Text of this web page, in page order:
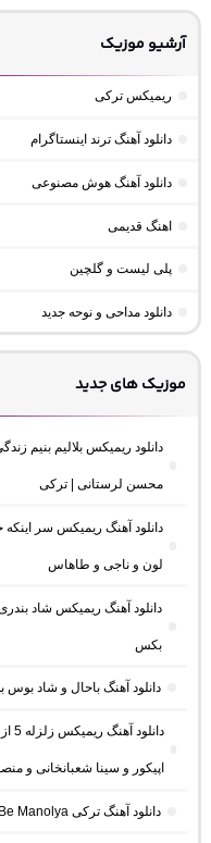
آرشیو موزیک
ریمیکس ترکی
دانلود آهنگ ترند اینستاگرام
دانلود آهنگ هوش مصنوعی
اهنگ قدیمی
پلی لیست و گلچین
دانلود مداحی و نوحه جدید
موزیک های جدید
دانلود ریمیکس بلالیم بنیم
محسن لرستانی | ترکی
دانلود آهنگ ریمیکس سر
لون و ناجی و طاهاس
دانلود آهنگ ریمیکس شاد
بکس
دانلود آهنگ باحال و شاد بوس
اپیکور و سینا شعبانخانی و
دانلود آهنگ ترکی Ah Be Manolya از بوراک بولوت